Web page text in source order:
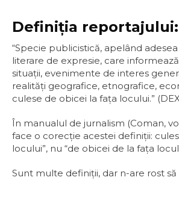
Definiţia reportajului:
“Specie publicistică, apelând
literare de expresie, care
situaţii, evenimente de interes
realităţi geografice, etnografice,
culese de obicei la faţa locului.”
În manualul de jurnalism (Coman,
face o corecţie acestei definiţii:
locului”, nu “de obicei de la faţa
Sunt multe definiţii, dar n-are rost să